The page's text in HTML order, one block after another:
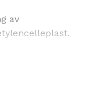
av